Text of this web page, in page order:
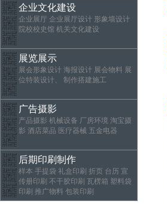
企业文化建设
企业展厅 企业展厅设计 形象墙设计
院校校史馆 机关文化建设
展览展示
展会形象设计 海报设计 展会物料 展
位特装设计、 制作搭建施工
广告摄影
产品摄影 机械设备 厂房环境 淘宝摄
影 酒店菜品 医疗器械 五金电器
后期印刷制作
样本 手提袋 礼盒印刷 折页 台历 宣
传册印刷 不干胶印刷 瓦楞箱 塑料袋
印刷 推广物料 包装印刷